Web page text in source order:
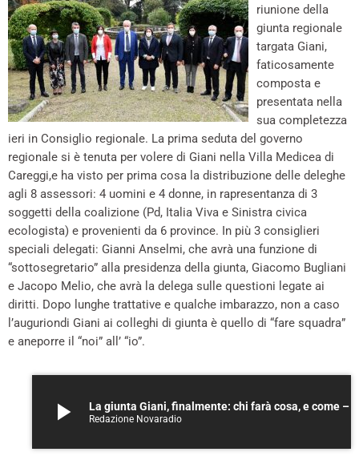
riunione della
giunta regionale
targata Giani,
faticosamente
composta e
presentata nella
sua completezza
ieri in Consiglio regionale. La prima seduta del governo
regionale si è tenuta per volere di Giani nella Villa Medicea di
Careggi,e ha visto per prima cosa la distribuzione delle deleghe
agli 8 assessori: 4 uomini e 4 donne, in rapresentanza di 3
soggetti della coalizione (Pd, Italia Viva e Sinistra civica
ecologista) e provenienti da 6 province. In più 3 consiglieri
speciali delegati: Gianni Anselmi, che avrà una funzione di
“sottosegretario” alla presidenza della giunta, Giacomo Bugliani
e Jacopo Melio, che avrà la delega sulle questioni legate ai
diritti. Dopo lunghe trattative e qualche imbarazzo, non a caso
l’auguriondi Giani ai colleghi di giunta è quello di “fare squadra”
e aneporre il “noi” all’ “io”.
play_arrow Redazione Novaradio